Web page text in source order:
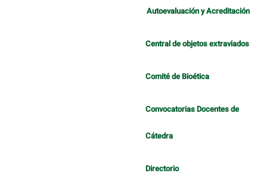
Autoevaluación y Acreditación
Central de objetos extraviados
Comité de Bioética
Convocatorias Docentes de
Cátedra
Directorio